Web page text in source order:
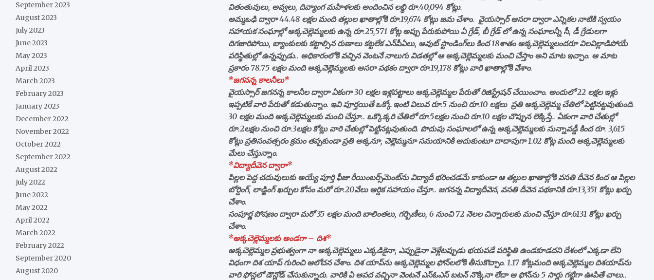
వితంతువులు, అవ్వలు, దివ్యాంగ మహిళలకు అందించిన లబ్ధి రూ.40,094 కోట్లు.
అమ్మఒఢి ద్వారా 44.48 లక్షల మంది తల్లుల ఖాతాల్లోకి రూ.19,674 కోట్లు జమ చేశాం. వైయస్సార్‌ ఆసరా ద్వారా ఎన్నికల నాటికి స్వయం
సహాయక సంఘాల్లో అక్కచెల్లెమ్మలకు ఉన్న రూ.25,571 కోట్ల అప్పు పేరుకుపోయి ఏ గ్రేడ్, బీ గ్రేడ్‌ లో ఉన్న సంఘాలన్నీ సీ, డీ గ్రేడులగా
దిగజారిపోయి, బ్యాంకులకు కట్టాల్సిన రుణాలు కట్టలేక ఎన్‌పీఏలు, అవుట్‌ స్టాండింగ్‌లు కింద 18శాతం అక్కచెల్లెమ్మలందరూ విలవిల్లాడిపోయే
పరిస్థితుల్లో ఉన్నప్పుడు.. అధికారంలోకి వచ్చిన వెంటనే నాలుగు విడతల్లో ఆ అక్కచెల్లెమ్మలకు మంచి చేస్తాం అని మాట ఇచ్చాం. ఆ మాట
ప్రకారం 78.75 లక్షల మంది అక్కచెల్లెమ్మలకు ఆసరా పథకం ద్వారా రూ.19,178 కోట్లు వారి ఖాతాల్లోకి వేశాం.
*జగనన్న కాలనీలు*
వైయస్సార్‌ జగనన్న కాలనీల ద్వారా ఏకంగా 30 లక్షల ఇళ్లపట్టాలు అక్కచెల్లెమ్మల పేరుతో రిజిస్ట్రేషన్‌ చేయించాం. అందులో 22 లక్షల ఇళ్లు
ఇప్పటికే వారి పేరుతో కడుతున్నాం. ఇవి పూర్తయితే ఒక్కో ఇంటి విలువ రూ.5 నుంచి రూ.10 లక్షలు ప్రతి అక్కచెల్లెమ్మ చేతిలో పెట్టినట్టవుతుంది.
30 లక్షల మంది అక్కచెల్లెమ్మలకు మంచి చేస్తూ.. ఒక్కొక్కరి చేతిలో రూ.5లక్షల నుంచి రూ.10 లక్షల చొప్పున లెక్కిస్తే.. ఏకంగా వారి చేతుల్లో
రూ.2లక్షల నుంచి రూ.3లక్షల కోట్లు వారి చేతుల్లో పెట్టినట్లవుతుంది. పొదుపు సంఘాలలో ఉన్న అక్కచెల్లెమ్మలకు సున్నావడ్డీ కింద రూ. 3,615
కోట్లు ప్రతిసంవత్సరం క్రమం తప్పకుండా ప్రతి అక్కనూ, చెల్లెమ్మనూ సమయానికి ఆదుకుంటూ దాదాపుగా 1.02 కోట్ల మంది అక్కచెల్లెమ్మలకు
మేలు చేస్తున్నాం.
*విద్యాదీవెన ద్వారా*
పిల్లల పెద్ద చదువులుకు అయ్యే పూర్తి ఫీజు రీయింబర్స్‌మెంట్‌ను విద్యాదీ భరించడమే కాకుండా ఆ తల్లుల ఖాతాల్లోకి వసతి దీవెన కింద ఆ పిల్లల
బోర్డింగ్, లాడ్జింగ్‌ ఖర్చుల కోసం మరో రూ.20వేలు ఆర్దిక సహాయం చేస్తూ.. జగనన్న విద్యాదీవెన, వసతి దీవెన పథకానికి రూ.13,351 కోట్లు ఖర్చు
చేశాం.
సంపూర్ణ పోషణం ద్వారా మరో 35 లక్షల మంది బాలింతలు, గర్బిణీలు, 6 నుంచి 72 నెలల చిన్నారులకు మంచి చేస్తూ రూ.6131 కోట్లు ఖర్చు
చేశాం.
*అక్కచెల్లెమ్మలకు అండగా – దిశ*
అక్కచెల్లెమ్మల ప్రభుత్వంగా నా అక్కచెల్లెమ్మలు ఎక్కడికైనా, ఎప్పుడైనా వెళ్లేటప్పుడు భయపడే పరిస్థితి ఉండకూడదని దేశంలో ఎక్కడా లేని
విధంగా దిశ యాప్‌ గురించి ఆలోచన చేశాం. దిశ యాప్‌ను అక్కచెల్లెమ్మల ఫోన్‌లలోకి తీసుకొచ్చాం. 1.17 కోట్లమంది అక్కచెల్లెమ్మల దిశయాప్‌ను
వారి ఫోన్లలో డౌన్లోడ్‌ చేసుకున్నారు. వారికి ఏ ఆపద వచ్చినా వెంటనే ఎస్‌ఓఎస్‌ బటన్‌ నొక్కినా లేదా ఆ ఫోన్‌ను 5 సార్లు గట్టిగా ఊపితే చాలు..
September 2023
August 2023
July 2023
June 2023
May 2023
April 2023
March 2023
February 2023
January 2023
December 2022
November 2022
October 2022
September 2022
August 2022
July 2022
June 2022
May 2022
April 2022
March 2022
February 2022
September 2020
August 2020